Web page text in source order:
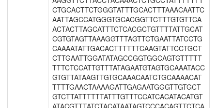
CTGCACTTCTGGGTATTTGCACTTTAAACAATTC
AATTAGCCATGGGTGCACGGTTCTTTGTGTTCA
ACTACTTAGCATTTCTCACGCTGTTTTATTGCAT
CGTGTAGTTAAAGGTTTAGTTCTGAATTATCCTG
CAAAATATTGACACTTTTTTCAAGTATTCCTGCT
CTTGAATTGGATATAGCCGGTGGCAGTGTTTTT
TTTCTCCATTGTTTATAGAATGTAGTGCAAATACC
GTGTTATAAGTTGTGCAAACAATCTGCAAAACAT
TTTTGAACTAAAAGATTGAGAATGGGTTGTGCT
GTCTTATTTTTTATTTGTTTCCATCACATACATGT
ATACGTTTATCTACATAATAGTCCCACAGTTCTCA